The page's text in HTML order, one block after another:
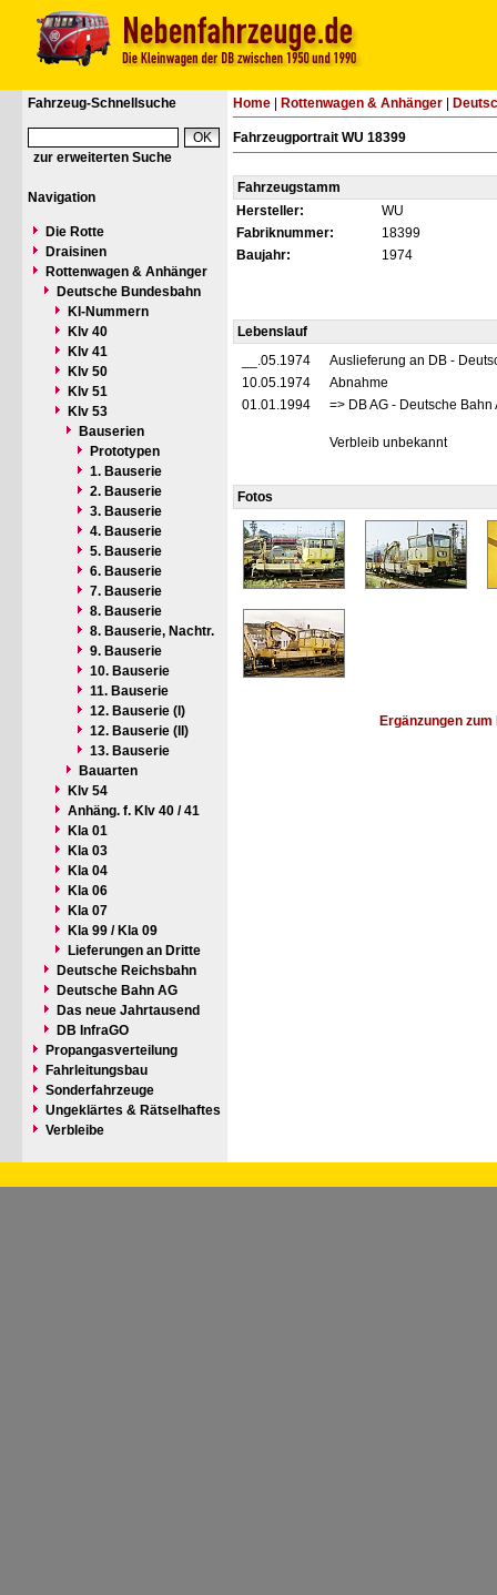
Fahrzeug-Schnellsuche
zur erweiterten Suche
Navigation
Die Rotte
Draisinen
Rottenwagen & Anhänger
Deutsche Bundesbahn
Kl-Nummern
Klv 40
Klv 41
Klv 50
Klv 51
Klv 53
Bauserien
Prototypen
1. Bauserie
2. Bauserie
3. Bauserie
4. Bauserie
5. Bauserie
6. Bauserie
7. Bauserie
8. Bauserie
8. Bauserie, Nachtr.
9. Bauserie
10. Bauserie
11. Bauserie
12. Bauserie (I)
12. Bauserie (II)
13. Bauserie
Bauarten
Klv 54
Anhäng. f. Klv 40 / 41
Kla 01
Kla 03
Kla 04
Kla 06
Kla 07
Kla 99 / Kla 09
Lieferungen an Dritte
Deutsche Reichsbahn
Deutsche Bahn AG
Das neue Jahrtausend
DB InfraGO
Propangasverteilung
Fahrleitungsbau
Sonderfahrzeuge
Ungeklärtes & Rätselhaftes
Verbleibe
Home Rottenwagen & Anhänger
Fahrzeugportrait WU 18399
Fahrzeugstamm
Hersteller:
WU
Fabriknummer:
18399
Baujahr:
1974
Lebenslauf
__.05.1974
Auslieferung an DB -
10.05.1974
Abnahme
01.01.1994
=> DB AG - Deutsche
Verbleib unbekannt
Fotos
Ergänzungen